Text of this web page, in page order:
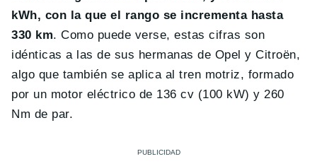
kWh, con la que el rango se incrementa hasta
330 km. Como puede verse, estas cifras son
idénticas a las de sus hermanas de Opel y Citroën,
algo que también se aplica al tren motriz, formado
por un motor eléctrico de 136 cv (100 kW) y 260
Nm de par.